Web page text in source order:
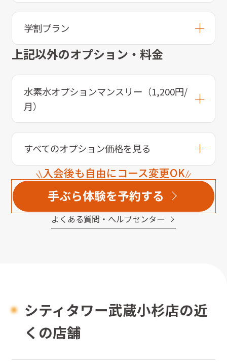
学割プラン
上記以外のオプション・料金
水素水オプションマンスリー（1,200円/
月）
すべてのオプション価格を見る
入会後も自由にコース変更OK
手ぶら体験を予約する
よくある質問・へルプセンター
シティタワー武蔵小杉店の近
くの店舗